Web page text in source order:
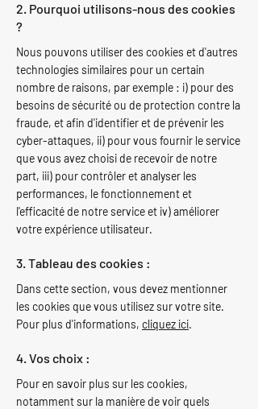
2. Pourquoi utilisons-nous des cookies
?
Nous pouvons utiliser des cookies et d'autres
technologies similaires pour un certain
nombre de raisons, par exemple : i) pour des
besoins de sécurité ou de protection contre la
fraude, et afin d'identifier et de prévenir les
cyber-attaques, ii) pour vous fournir le service
que vous avez choisi de recevoir de notre
part, iii) pour contrôler et analyser les
performances, le fonctionnement et
l'efficacité de notre service et iv) améliorer
votre expérience utilisateur.
3. Tableau des cookies :
Dans cette section, vous devez mentionner
les cookies que vous utilisez sur votre site.
Pour plus d'informations, cliquez ici.
4. Vos choix :
Pour en savoir plus sur les cookies,
notamment sur la manière de voir quels